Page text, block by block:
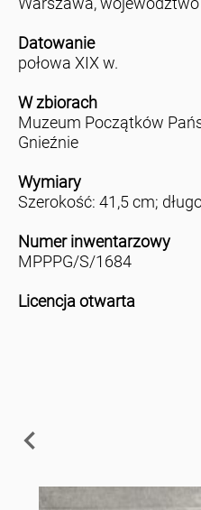
Datowanie
połowa XIX w.
W zbiorach
Muzeum Początków
Gnieźnie
Wymiary
Szerokość: 41,5 cm;
Numer inwentarzowy
MPPPG/S/1684
Licencja otwarta